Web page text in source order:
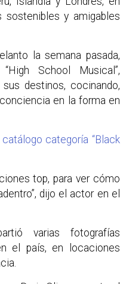
y amigables
la semana pasada,
School Musical”,
destinos, cocinando,
en la forma en
categoría “Black
top, para ver cómo
dijo el actor en el
varias fotografías
el país, en locaciones